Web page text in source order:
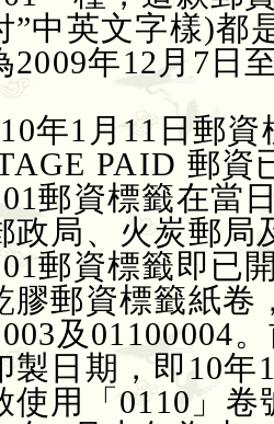
”中英文字樣)都
2009年12月7日
年1月11日郵資
PAID 郵
郵資標籤在當
政局、火炭郵局
郵資標籤即已
膠郵資標籤紙卷
及01100004
製日期，即10年
使用「0110」卷